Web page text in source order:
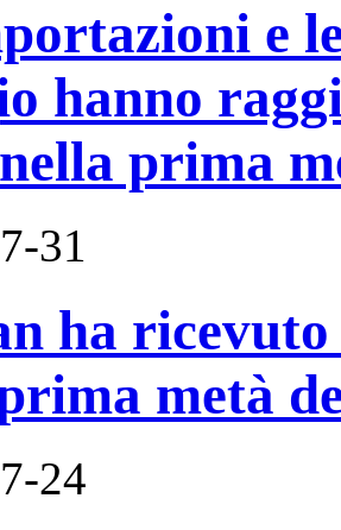
e
hanno
prima
31
ha
metà
24